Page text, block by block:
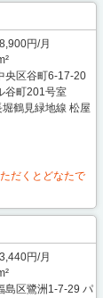
円/月
央区谷町6-17-20
谷町201号室
鶴見緑地線 松屋
だくとどなたで
円/月
島区鷺洲1-7-29 パ